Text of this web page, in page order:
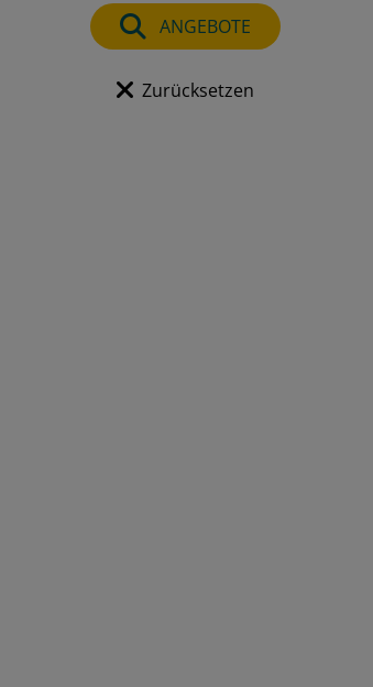
ANGEBOTE
Zurücksetzen